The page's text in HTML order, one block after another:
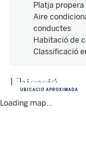
Platja propera
Aire
conductes
Habitació de
Classificació
Ubicació
Loading map...
UBICACIÓ APROXIMADA